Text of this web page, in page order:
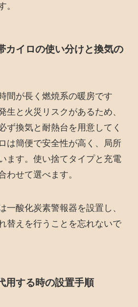
。
カイロの使い分けと換気の
間が長く燃焼系の暖房です
生と火災リスクがあるため、
ず換気と耐熱台を用意してく
は簡便で安全性が高く、局所
ます。使い捨てタイプと充電
わせて選べます。
一酸化炭素警報器を設置し、
替えを行うことを忘れないで
用する時の設置手順